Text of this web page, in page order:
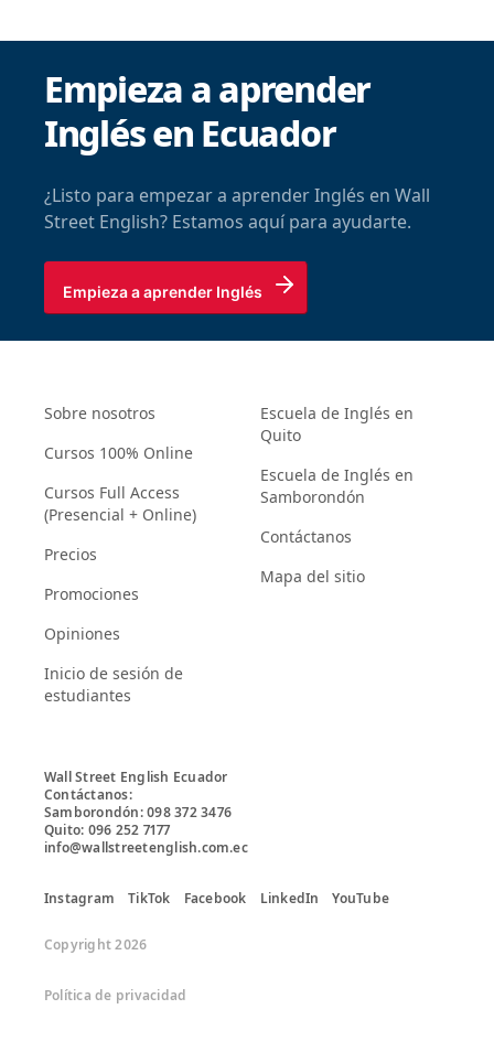
Empieza a aprender
Inglés en Ecuador
¿Listo para empezar a aprender Inglés en Wall
Street English? Estamos aquí para ayudarte.
Empieza a aprender Inglés
Sobre nosotros
Cursos 100% Online
Cursos Full Access
(Presencial + Online)
Precios
Promociones
Opiniones
Inicio de sesión de
estudiantes
Escuela de Inglés en
Quito
Escuela de Inglés en
Samborondón
Contáctanos
Mapa del sitio
Wall Street English Ecuador
Contáctanos:
Samborondón: 098 372 3476
Quito: 096 252 7177
info@wallstreetenglish.com.ec
Instagram TikTok Facebook LinkedIn YouTube
Copyright 2026
Política de privacidad